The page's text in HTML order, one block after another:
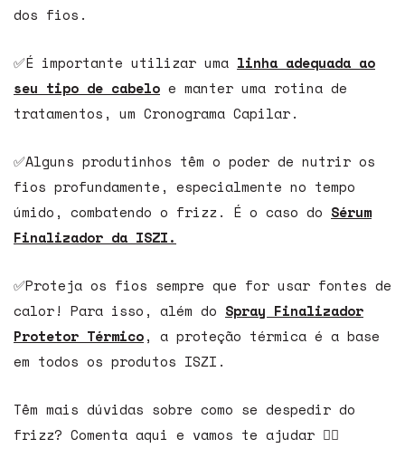
dos fios.
✅É importante utilizar uma linha adequada ao
seu tipo de cabelo e manter uma rotina de
tratamentos, um Cronograma Capilar.
✅Alguns produtinhos têm o poder de nutrir os
fios profundamente, especialmente no tempo
úmido, combatendo o frizz. É o caso do Sérum
Finalizador da ISZI.
✅Proteja os fios sempre que for usar fontes de
calor! Para isso, além do Spray Finalizador
Protetor Térmico, a proteção térmica é a base
em todos os produtos ISZI.
Têm mais dúvidas sobre como se despedir do
frizz? Comenta aqui e vamos te ajudar 👇🏼